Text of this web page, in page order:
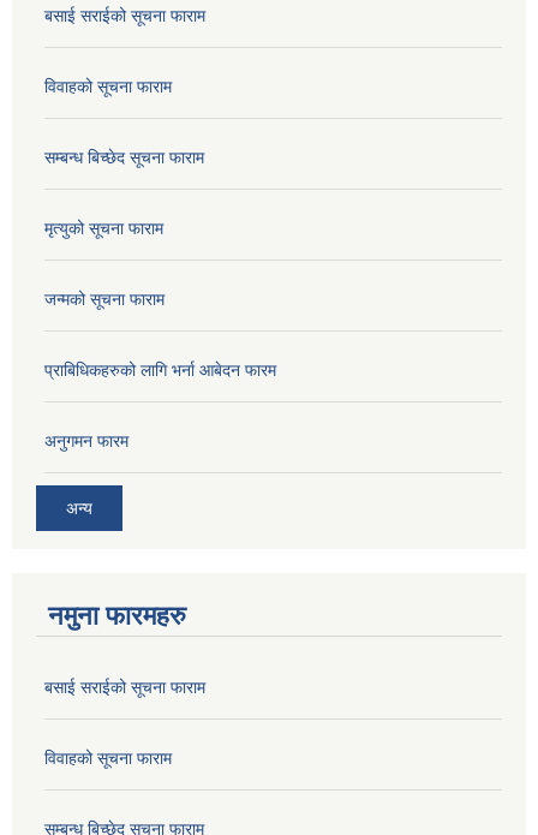
बसाई सराईको सूचना फाराम
विवाहको सूचना फाराम
सम्बन्ध बिच्छेद सूचना फाराम
मृत्युको सूचना फाराम
जन्मको सूचना फाराम
प्राबिधिकहरुको लागि भर्ना आबेदन फारम
अनुगमन फारम
अन्य
नमुना फारमहरु
बसाई सराईको सूचना फाराम
विवाहको सूचना फाराम
सम्बन्ध बिच्छेद सूचना फाराम